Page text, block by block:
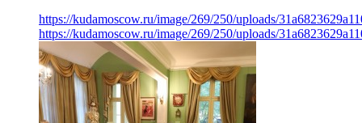
https://kudamoscow.ru/image/269/250/uploads/
https://kudamoscow.ru/image/269/250/uploads/